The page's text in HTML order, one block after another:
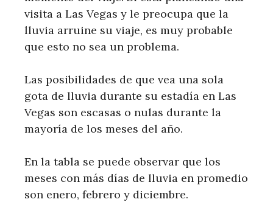
visita a Las Vegas y le preocupa que la
lluvia arruine su viaje, es muy probable
que esto no sea un problema.
Las posibilidades de que vea una sola
gota de lluvia durante su estadía en Las
Vegas son escasas o nulas durante la
mayoría de los meses del año.
En la tabla se puede observar que los
meses con más días de lluvia en promedio
son enero, febrero y diciembre.